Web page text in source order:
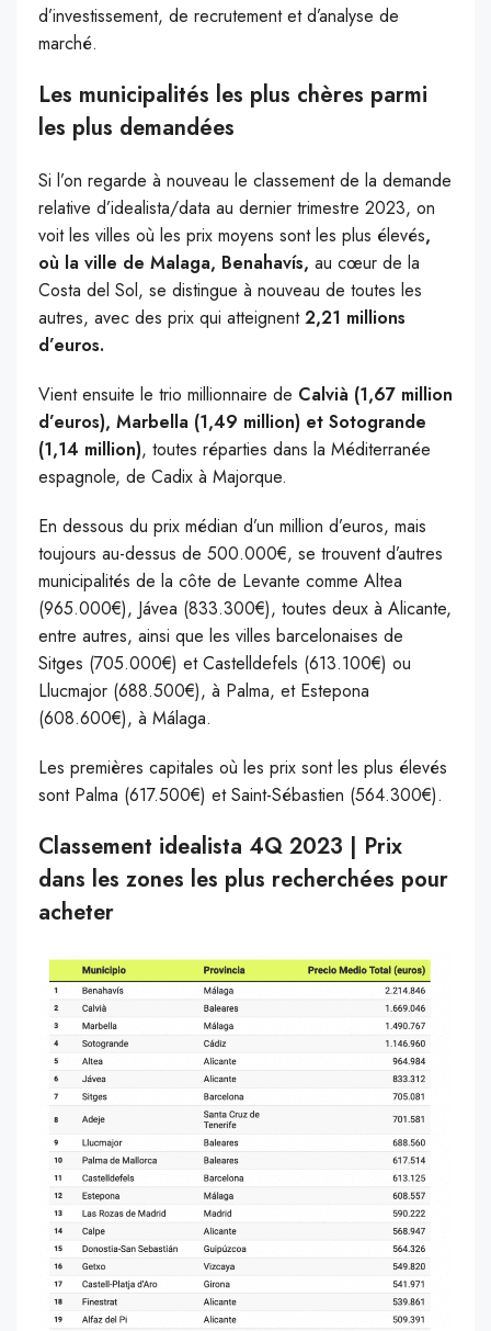
d’investissement, de recrutement et d’analyse de
marché.
Les municipalités les plus chères parmi
les plus demandées
Si l’on regarde à nouveau le classement de la demande
relative d’idealista/data au dernier trimestre 2023, on
voit les villes où les prix moyens sont les plus élevés,
où la ville de Malaga, Benahavís, au cœur de la
Costa del Sol, se distingue à nouveau de toutes les
autres, avec des prix qui atteignent2,21 millions
d’euros.
Vient ensuite le trio millionnaire de Calvià (1,67 million
d’euros), Marbella (1,49 million) et Sotogrande
(1,14 million), toutes réparties dans la Méditerranée
espagnole, de Cadix à Majorque.
En dessous du prix médian d’un million d’euros, mais
toujours au-dessus de 500.000€, se trouvent d’autres
municipalités de la côte de Levante comme Altea
(965.000€), Jávea (833.300€), toutes deux à Alicante,
entre autres, ainsi que les villes barcelonaises de
Sitges (705.000€) et Castelldefels (613.100€) ou
Llucmajor (688.500€), à Palma, et Estepona
(608.600€), à Málaga.
Les premières capitales où les prix sont les plus élevés
sont Palma (617.500€) et Saint-Sébastien (564.300€).
Classement idealista 4Q 2023 | Prix
dans les zones les plus recherchées pour
acheter